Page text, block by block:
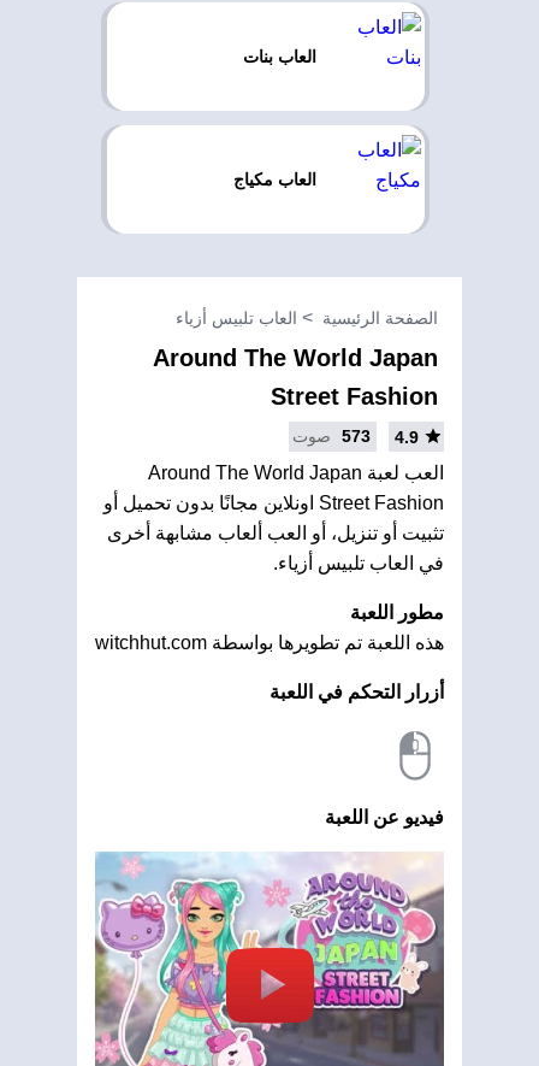
العاب بنات
العاب مكياج
الصفحة الرئيسية العاب تلبيس أزياء
Around The World Japan
Street Fashion
4.9
573 صوت
العب لعبة Around The World Japan
Street Fashion اونلاين مجانًا بدون تحميل أو
تثبيت أو تنزيل، أو العب ألعاب مشابهة أخرى
في العاب تلبيس أزياء.
مطور اللعبة
هذه اللعبة تم تطويرها بواسطة witchhut.com
أزرار التحكم في اللعبة
فيديو عن اللعبة